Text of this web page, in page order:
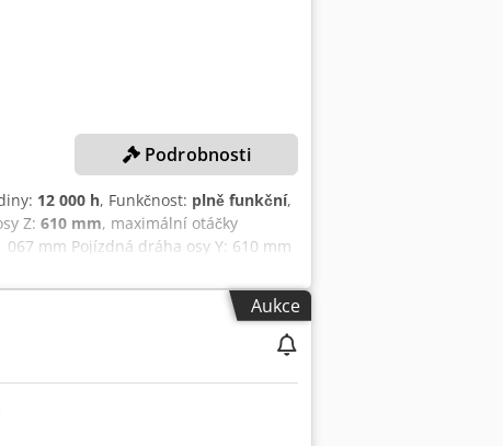
Podrobnosti
12 000 h, Funkčnost: plně funkční,
Z: 610 mm, maximální otáčky
067 mm Pojízdná dráha osy Y: 610 mm
vřetene: 12 000 ot./min. Pohonová
Velikost stolu osa Y: 610 mm DETAILY
hodiny: 12 000 h VYBAVENÍ Vnitřní
Aukce